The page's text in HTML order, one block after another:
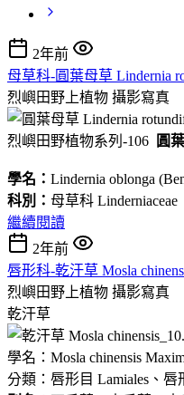
2年前
母草科-圓葉母草 Lindernia
烈嶼田野上植物 攝影寫真
烈嶼田野植物系列-106 圓
學名： Lindernia oblonga
科別： 母草科
繼續閱讀
2年前
唇形科-乾汗草 Mosla
烈嶼田野上植物 攝影寫真
乾汗草
學名：Mosla chinensis
分類：唇形目 Lamiales、唇